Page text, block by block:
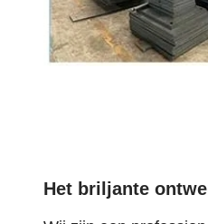
Het briljante